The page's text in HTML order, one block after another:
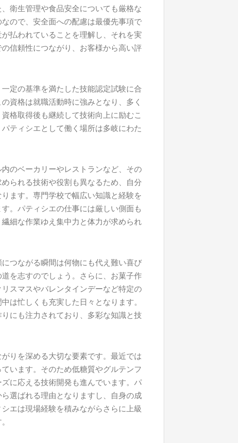
衛生管理や食品安全についても厳格な
ので、安全面への配慮は最優先事項で
払われていることを理解し、それを実
信頼性につながり、お客様から高い評
定の基準を満たした技能認定試験に合
資格は就職活動時に強みとなり、多く
格取得後も継続して技術向上に励むこ
ティシエとして働く場所は多岐にわた
のベーカリーやレストランなど、その
られる技術や役割も異なるため、自分
ます。専門学校で幅広い知識と経験を
。パティシエの仕事には厳しい側面も
細な作業ゆえ集中力と体力が求められ
つながる瞬間は何物にも代え難い喜び
を志すのでしょう。さらに、お菓子作
スマスやバレンタインデーなど特定の
は忙しくも充実した日々となります。
にも注力されており、多彩な知識と技
りを深める大切な要素です。最近では
います。そのため低糖質やグルテンフ
に応える技術開発も進んでいます。パ
選ばれる理由となりますし、自身の成
エは現場経験を積みながらさらに上級